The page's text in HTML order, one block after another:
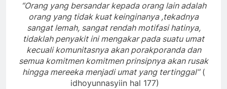
‘’Orang yang bersandar kepada orang lain adalah
orang yang tidak kuat keinginanya ,tekadnya
sangat lemah, sangat rendah motifasi hatinya,
tidaklah penyakit ini mengakar pada suatu umat
kecuali komunitasnya akan porakporanda dan
semua komitmen komitmen prinsipnya akan rusak
hingga mereeka menjadi umat yang tertinggal’’(
idhoyunnasyiin hal 177)